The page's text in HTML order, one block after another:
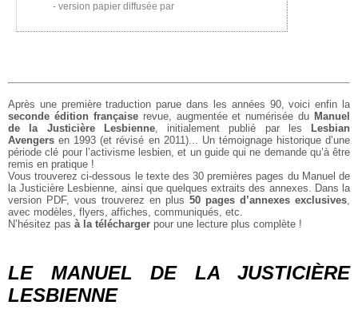
version papier diffusée par
Après une première traduction parue dans les années 90, voici enfin la
seconde édition françaiserevue, augmentée et numérisée du Manuel
de la Justicière Lesbienne, initialement publié par les
Lesbian
Avengers en 1993 (et révisé en 2011)... Un témoignage historique d’une
période clé pour l’activisme lesbien, et un guide qui ne demande qu’à être
remis en pratique !
Vous trouverez ci-dessous le texte des 30 premières pages du Manuel de
la Justicière Lesbienne, ainsi que quelques extraits des annexes. Dans la
version PDF, vous trouverez en plus 50 pages d’annexes exclusives,
avec modèles, flyers, affiches, communiqués, etc.
N’hésitez pas à la télécharger pour une lecture plus complète !
LE MANUEL DE LA JUSTICIÈRE
LESBIENNE